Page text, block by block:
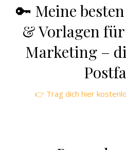
🔑 Meine
& Vorlagen
Marketing –
👉 Trag dich hier